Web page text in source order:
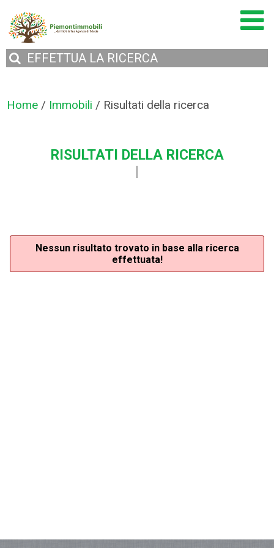
EFFETTUA LA RICERCA
Home / Immobili / Risultati della ricerca
RISULTATI DELLA RICERCA
Nessun risultato trovato in base alla ricerca
effettuata!